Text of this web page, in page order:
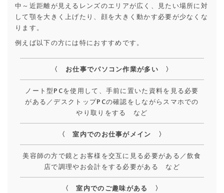
中～近距離が見えるレンズのエリアが広く、見たい場所に対
して顎を大きく上げたり、顔を大きく動かす必要が少なくな
ります。
例えば以下の方には特におすすめです。
〈 お仕事でパソコン作業が多い 〉
ノート型PCを使用して、手前に置いた資料を見る必要
がある／デスクトップPCの確認をしながらスマホでの
やり取りをする など
〈 室内でのお仕事がメイン 〉
美容師の方で鏡とお客様を交互に見る必要がある／飲食
店で調理やお会計をする必要がある など
〈 室内でのご趣味がある 〉